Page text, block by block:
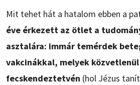
Mit tehet hát a hatalom ebben a
éve érkezett az ötlet a
asztalára: immár temérdek
vakcinákkal, melyek közvetlenül
fecskendeztetvén (hol Jézus